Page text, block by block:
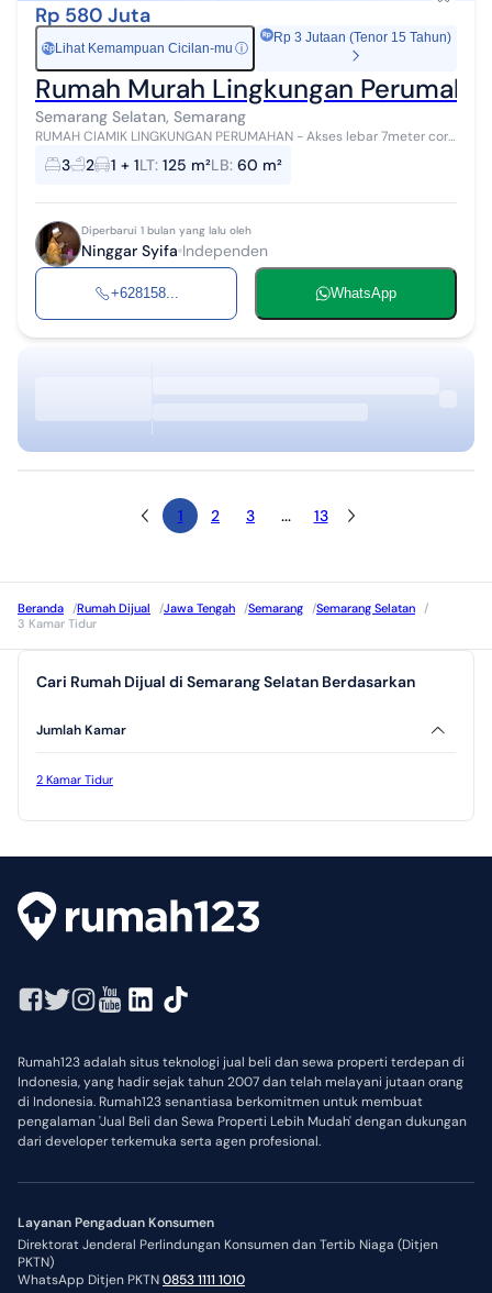
Rp 580 Juta
RpLihat Kemampuan Cicilan-mu ⓘ
Rp 3 Jutaan (Tenor 15 Tahun)
Rumah Murah Lingkungan
Semarang Selatan, Semarang
RUMAH CIAMIK LINGKUNGAN PERUMAHAN - Akses lebar 7meter cor
- SHM ready - Saluran listrik,air dan wifi tersedia - Sejuk dan tenang
- Jarak ke k...
3 2 1 + 1LT: 125 m²LB: 60 m²
Diperbarui 1 bulan yang lalu oleh
Ninggar Syifa Independen
+628158... WhatsApp
1 2 3 ... 13
Beranda /Rumah Dijual /Jawa Tengah /Semarang /Semarang Selatan
/
3 Kamar Tidur
Cari Rumah Dijual di Semarang Selatan Berdasarkan
Jumlah Kamar
2 Kamar Tidur
Rumah123 adalah situs teknologi jual beli dan sewa properti terdepan di
Indonesia, yang hadir sejak tahun 2007 dan telah melayani jutaan orang
di Indonesia. Rumah123 senantiasa berkomitmen untuk membuat
pengalaman 'Jual Beli dan Sewa Properti Lebih Mudah' dengan dukungan
dari developer terkemuka serta agen profesional.
Layanan Pengaduan Konsumen
Direktorat Jenderal Perlindungan Konsumen dan Tertib Niaga (Ditjen
PKTN)
WhatsApp Ditjen PKTN0853 1111 1010